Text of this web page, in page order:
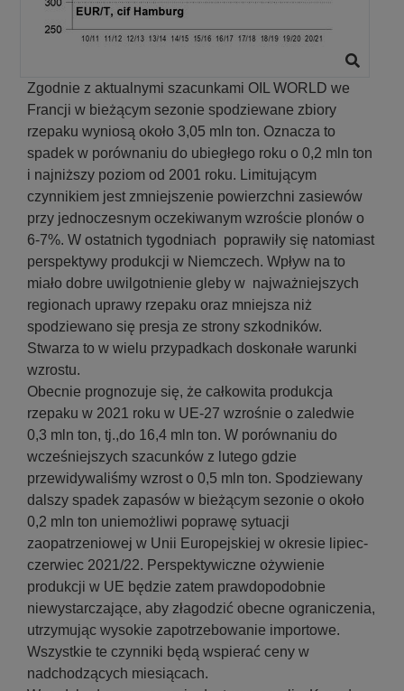
Zgodnie z aktualnymi szacunkami OIL WORLD we
Francji w bieżącym sezonie spodziewane zbiory
rzepaku wyniosą około 3,05 mln ton. Oznacza to
spadek w porównaniu do ubiegłego roku o 0,2 mln ton
i najniższy poziom od 2001 roku. Limitującym
czynnikiem jest zmniejszenie powierzchni zasiewów
przy jednoczesnym oczekiwanym wzroście plonów o
6-7%. W ostatnich tygodniach poprawiły się natomiast
perspektywy produkcji w Niemczech. Wpływ na to
miało dobre uwilgotnienie gleby w najważniejszych
regionach uprawy rzepaku oraz mniejsza niż
spodziewano się presja ze strony szkodników.
Stwarza to w wielu przypadkach doskonałe warunki
wzrostu.
Obecnie prognozuje się, że całkowita produkcja
rzepaku w 2021 roku w UE-27 wzrośnie o zaledwie
0,3 mln ton, tj.,do 16,4 mln ton. W porównaniu do
wcześniejszych szacunków z lutego gdzie
przewidywaliśmy wzrost o 0,5 mln ton. Spodziewany
dalszy spadek zapasów w bieżącym sezonie o około
0,2 mln ton uniemożliwi poprawę sytuacji
zaopatrzeniowej w Unii Europejskiej w okresie lipiec-
czerwiec 2021/22. Perspektywiczne ożywienie
produkcji w UE będzie zatem prawdopodobnie
niewystarczające, aby złagodzić obecne ograniczenia,
utrzymując wysokie zapotrzebowanie importowe.
Wszystkie te czynniki będą wspierać ceny w
nadchodzących miesiącach.